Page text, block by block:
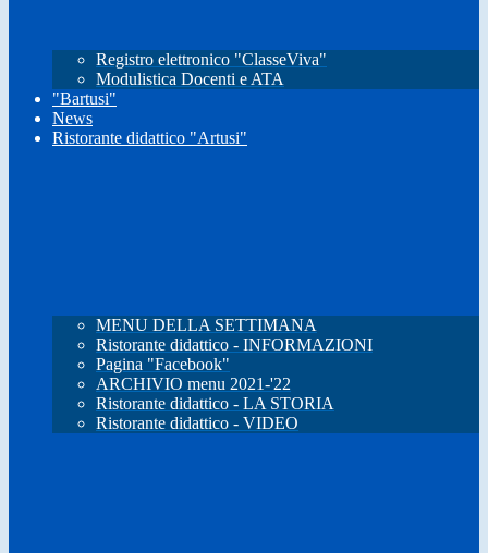
Registro elettronico "ClasseViva"
Modulistica Docenti e ATA
"Bartusi"
News
Ristorante didattico "Artusi"
MENU DELLA SETTIMANA
Ristorante didattico - INFORMAZIONI
Pagina "Facebook"
ARCHIVIO menu 2021-'22
Ristorante didattico - LA STORIA
Ristorante didattico - VIDEO